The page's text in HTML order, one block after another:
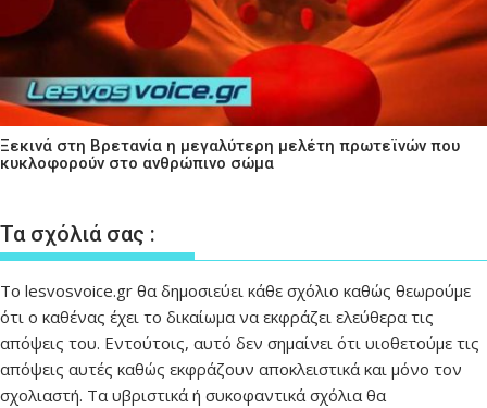
Ξεκινά στη Βρετανία η μεγαλύτερη μελέτη πρωτεϊνών που
κυκλοφορούν στο ανθρώπινο σώμα
Τα σχόλιά σας :
Το lesvosvoice.gr θα δημοσιεύει κάθε σχόλιο καθώς θεωρούμε
ότι ο καθένας έχει το δικαίωμα να εκφράζει ελεύθερα τις
απόψεις του. Εντούτοις, αυτό δεν σημαίνει ότι υιοθετούμε τις
απόψεις αυτές καθώς εκφράζουν αποκλειστικά και μόνο τον
σχολιαστή. Τα υβριστικά ή συκοφαντικά σχόλια θα